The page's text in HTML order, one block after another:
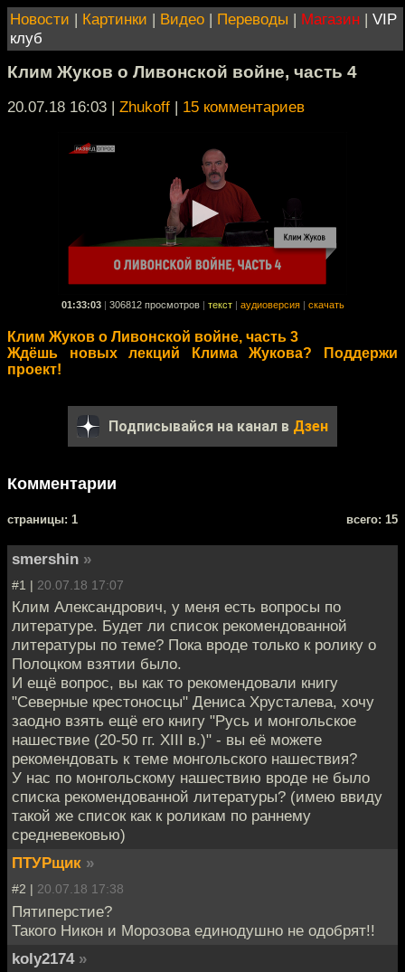
Новости | Картинки | Видео | Переводы | Магазин | VIP
клуб
Клим Жуков о Ливонской войне, часть 4
20.07.18 16:03 | Zhukoff | 15 комментариев
01:33:03 306812 просмотров текст аудиоверсия скачать
Клим Жуков о Ливонской войне, часть 3
Ждёшь новых лекций Клима Жукова? Поддержи
проект!
Подписывайся на канал в Дзен
Комментарии
cтраницы: 1 всего: 15
smershin »
#1 | 20.07.18 17:07
Клим Александрович, у меня есть вопросы по
литературе. Будет ли список рекомендованной
литературы по теме? Пока вроде только к ролику о
Полоцком взятии было.
И ещё вопрос, вы как то рекомендовали книгу
"Северные крестоносцы" Дениса Хрусталева, хочу
заодно взять ещё его книгу "Русь и монгольское
нашествие (20-50 гг. XIII в.)" - вы её можете
рекомендовать к теме монгольского нашествия?
У нас по монгольскому нашествию вроде не было
списка рекомендованной литературы? (имею ввиду
такой же список как к роликам по раннему
средневековью)
ПТУРщик »
#2 | 20.07.18 17:38
Пятиперстие?
Такого Никон и Морозова единодушно не одобрят!!
koly2174 »